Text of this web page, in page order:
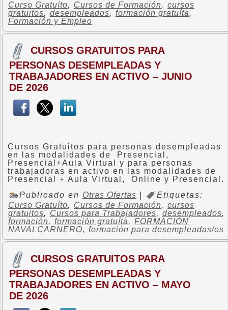
Curso Gratuíto, Cursos de Formación, cursos
gratuitos, desempleados, formación gratuíta,
Formación y Empleo
CURSOS GRATUITOS PARA
PERSONAS DESEMPLEADAS Y
TRABAJADORES EN ACTIVO – JUNIO
DE 2026
Cursos Gratuitos para personas desempleadas
en las modalidades de Presencial,
Presencial+Aula Virtual y para personas
trabajadoras en activo en las modalidades de
Presencial + Aula Virtual, Online y Presencial.
Publicado en Otras Ofertas
Etiquetas:
Curso Gratuíto, Cursos de Formación, cursos
gratuitos, Cursos para Trabajadores, desempleados,
formación, formación gratuíta, FORMACIÓN
NAVALCARNERO, formación para desempleadas/os
CURSOS GRATUITOS PARA
PERSONAS DESEMPLEADAS Y
TRABAJADORES EN ACTIVO – MAYO
DE 2026